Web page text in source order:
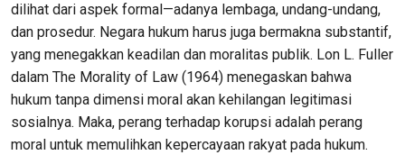
dilihat dari aspek formal—adanya lembaga, undang-undang,
dan prosedur. Negara hukum harus juga bermakna substantif,
yang menegakkan keadilan dan moralitas publik. Lon L. Fuller
dalam The Morality of Law (1964) menegaskan bahwa
hukum tanpa dimensi moral akan kehilangan legitimasi
sosialnya. Maka, perang terhadap korupsi adalah perang
moral untuk memulihkan kepercayaan rakyat pada hukum.